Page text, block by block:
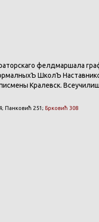
фелдмаршала
ШколЪ
Кралевск.
Панковић 251; Брковић 308